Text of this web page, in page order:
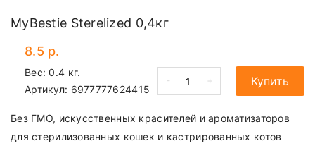
MyBestie Sterelized 0,4кг
8.5 р.
Вес: 0.4 кг.
Артикул: 6977777624415
- + Купить
Без ГМО, искусственных красителей и ароматизаторов
для стерилизованных кошек и кастрированных котов